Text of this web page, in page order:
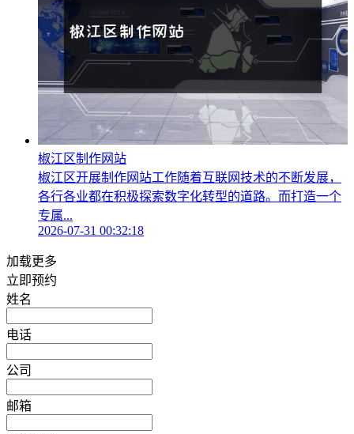
椒江区制作网站
椒江区开展制作网站工作随着互联网技术的不断发展，
各行各业都在积极探索数字化转型的道路。而打造一个
专属...
2026-07-31 00:32:18
加载更多
立即预约
姓名
电话
公司
邮箱